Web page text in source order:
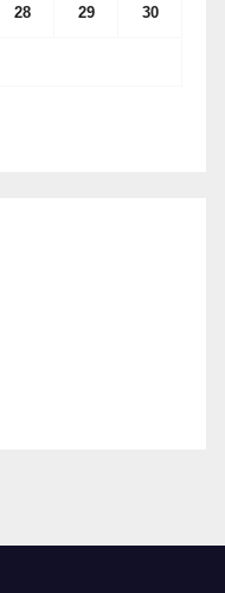
28 29 30